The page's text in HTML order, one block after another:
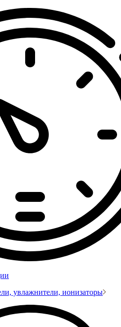
увлажнители, ионизаторы